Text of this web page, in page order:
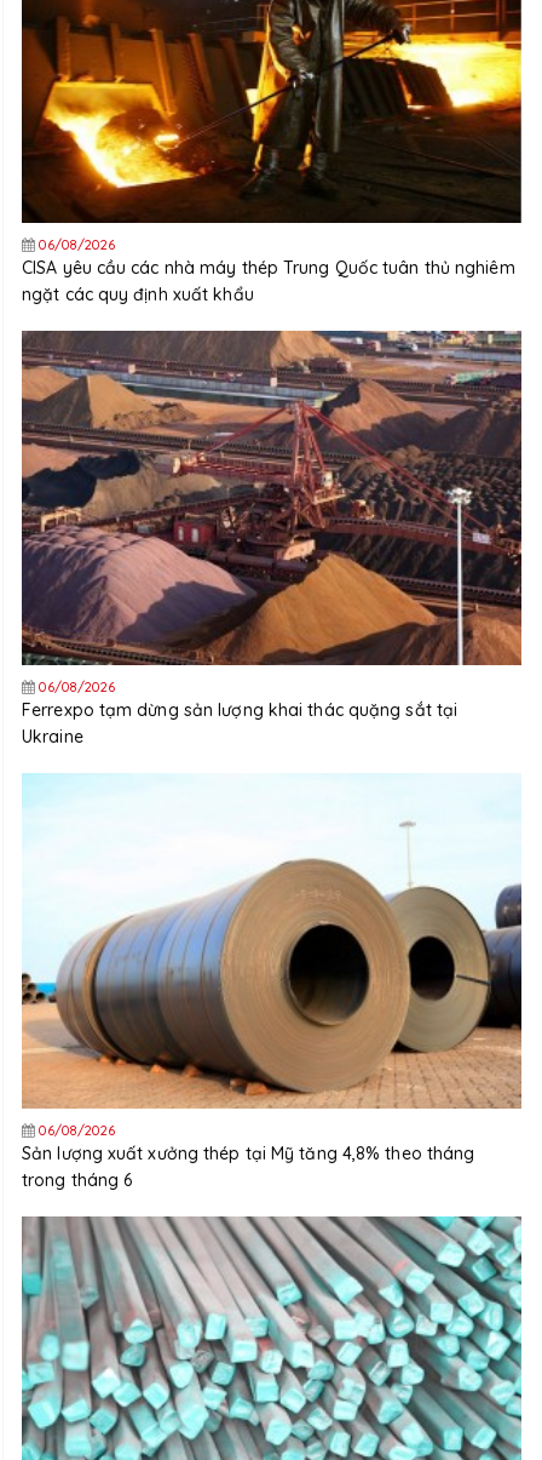
06/08/2026
CISA yêu cầu các nhà máy thép Trung Quốc tuân thủ nghiêm
ngặt các quy định xuất khẩu
06/08/2026
Ferrexpo tạm dừng sản lượng khai thác quặng sắt tại
Ukraine
06/08/2026
Sản lượng xuất xưởng thép tại Mỹ tăng 4,8% theo tháng
trong tháng 6